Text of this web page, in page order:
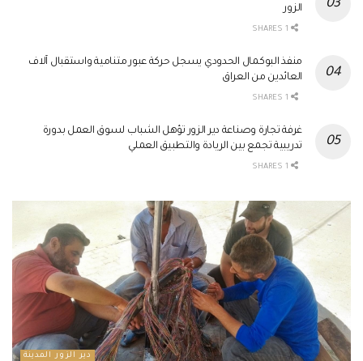
الزور
منفذ البوكمال الحدودي يسجل حركة عبور متنامية واستقبال آلاف
العائدين من العراق
غرفة تجارة وصناعة دير الزور تؤهل الشباب لسوق العمل بدورة
تدريبية تجمع بين الريادة والتطبيق العملي
دير الزور المدينة